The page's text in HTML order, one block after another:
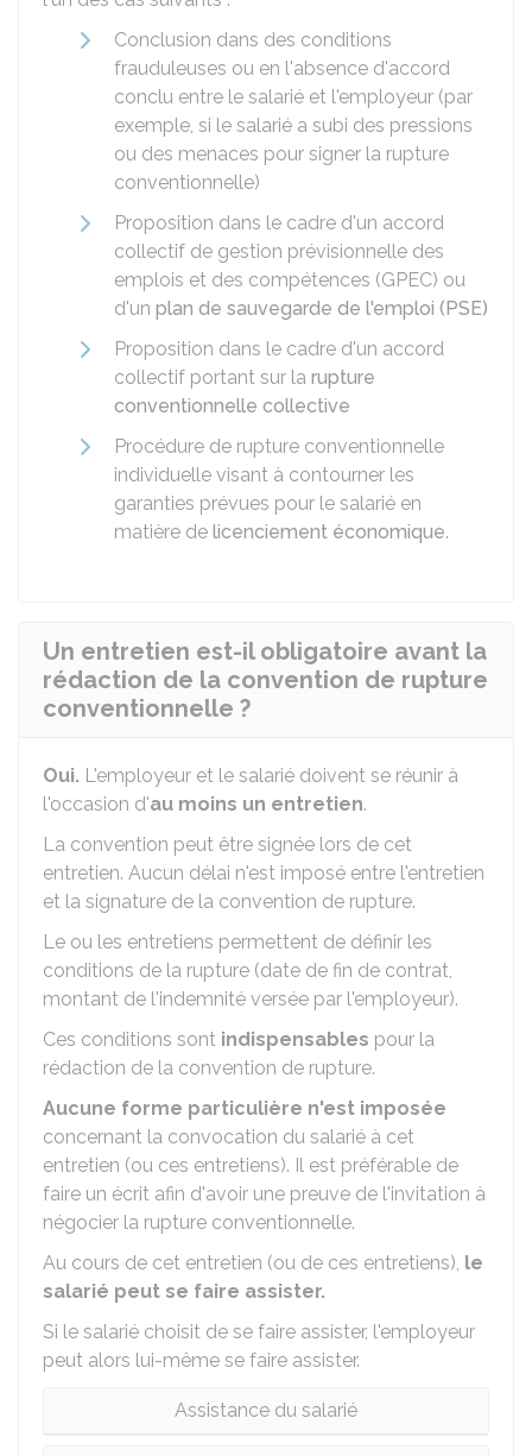
Conclusion dans des conditions
frauduleuses ou en l'absence d'accord
conclu entre le salarié et l'employeur (par
exemple, si le salarié a subi des pressions
ou des menaces pour signer la rupture
conventionnelle)
Proposition dans le cadre d'un accord
collectif de gestion prévisionnelle des
emplois et des compétences (GPEC) ou
d'un plan de sauvegarde de l'emploi (PSE)
Proposition dans le cadre d'un accord
collectif portant sur la rupture
conventionnelle collective
Procédure de rupture conventionnelle
individuelle visant à contourner les
garanties prévues pour le salarié en
matière de licenciement économique.
Un entretien est-il obligatoire avant la
rédaction de la convention de rupture
conventionnelle ?
Oui. L'employeur et le salarié doivent se réunir à
l'occasion d'au moins un entretien.
La convention peut être signée lors de cet
entretien. Aucun délai n'est imposé entre l'entretien
et la signature de la convention de rupture.
Le ou les entretiens permettent de définir les
conditions de la rupture (date de fin de contrat,
montant de l'indemnité versée par l'employeur).
Ces conditions sont indispensables pour la
rédaction de la convention de rupture.
Aucune forme particulière n'est imposée
concernant la convocation du salarié à cet
entretien (ou ces entretiens). Il est préférable de
faire un écrit afin d'avoir une preuve de l'invitation à
négocier la rupture conventionnelle.
Au cours de cet entretien (ou de ces entretiens), le
salarié peut se faire assister.
Si le salarié choisit de se faire assister, l'employeur
peut alors lui-même se faire assister.
Assistance du salarié